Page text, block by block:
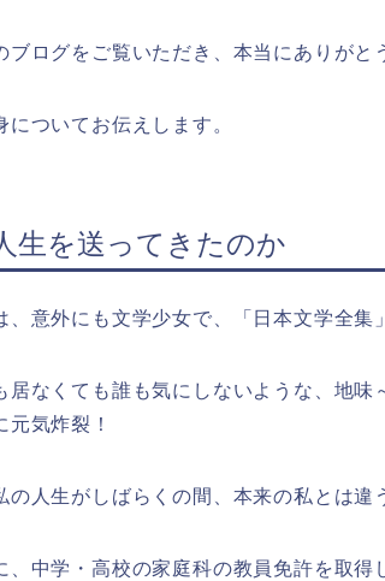
ブログをご覧いただき、本当にありがと
についてお伝えします。
生を送ってきたのか
、意外にも文学少女で、「日本文学全集
居なくても誰も気にしないような、地味
元気炸裂！
の人生がしばらくの間、本来の私とは違
、中学・高校の家庭科の教員免許を取